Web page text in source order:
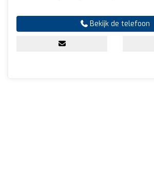
Bekijk de telefoon